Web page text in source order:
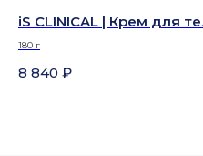
iS CLINICAL | Крем для
180 г
8 840 ₽